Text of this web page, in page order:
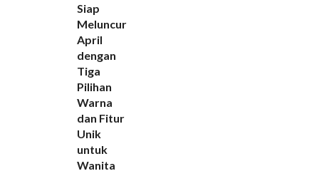
Siap
Meluncur
April
dengan
Tiga
Pilihan
Warna
dan Fitur
Unik
untuk
Wanita